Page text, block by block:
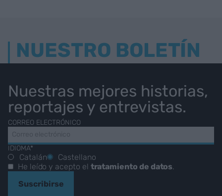
NUESTRO BOLETÍN
Nuestras mejores historias,
reportajes y entrevistas.
CORREO ELECTRÓNICO
IDIOMA*
Catalán
Castellano
He leído y acepto el tratamiento de datos.
Suscribirse